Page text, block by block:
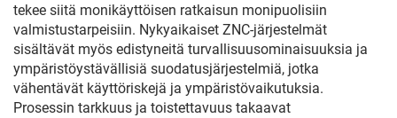
tekee siitä monikäyttöisen ratkaisun monipuolisiin
valmistustarpeisiin. Nykyaikaiset ZNC-järjestelmät
sisältävät myös edistyneitä turvallisuusominaisuuksia ja
ympäristöystävällisiä suodatusjärjestelmiä, jotka
vähentävät käyttöriskejä ja ympäristövaikutuksia.
Prosessin tarkkuus ja toistettavuus takaavat